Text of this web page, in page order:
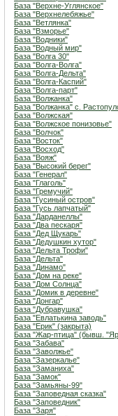
База "Верхне-Углянское"
База "Верхнелебяжье"
База "Ветлянка"
База "Взморье"
База "Водники"
База "Водный мир"
База "Волга 30"
База "Волга-Волга"
База "Волга-Дельта"
База "Волга-Каспий"
База "Волга-парт"
База "Волжанка"
База "Волжанка" с.
База "Волжская"
База "Волжское понизовье"
База "Волчок"
База "Восток"
База "Восход"
База "Вояж"
База "Высокий берег"
База "Генерал"
База "Глаголь"
База "Гремучий"
База "Гусиный остров"
База "Гусь лапчатый"
База "Дарданеллы"
База "Два пескаря"
База "Дед Щукарь"
База "Дедушкин хутор"
База "Дельта Трофи"
База "Дельта"
База "Динамо"
База "Дом на реке"
База "Дом Солнца"
База "Домик в деревне"
База "Донгар"
База "Дубравушка"
База "Евлатькина заводь"
База "Ерик" (закрыта)
База "Жар-птица" (бывш.
База "Забава"
База "Заволжье"
База "Зазеркалье"
База "Заманиха"
База "Замок"
База "Замьяны-99"
База "Заповедная сказка"
База "Заповедник"
База "Заря"